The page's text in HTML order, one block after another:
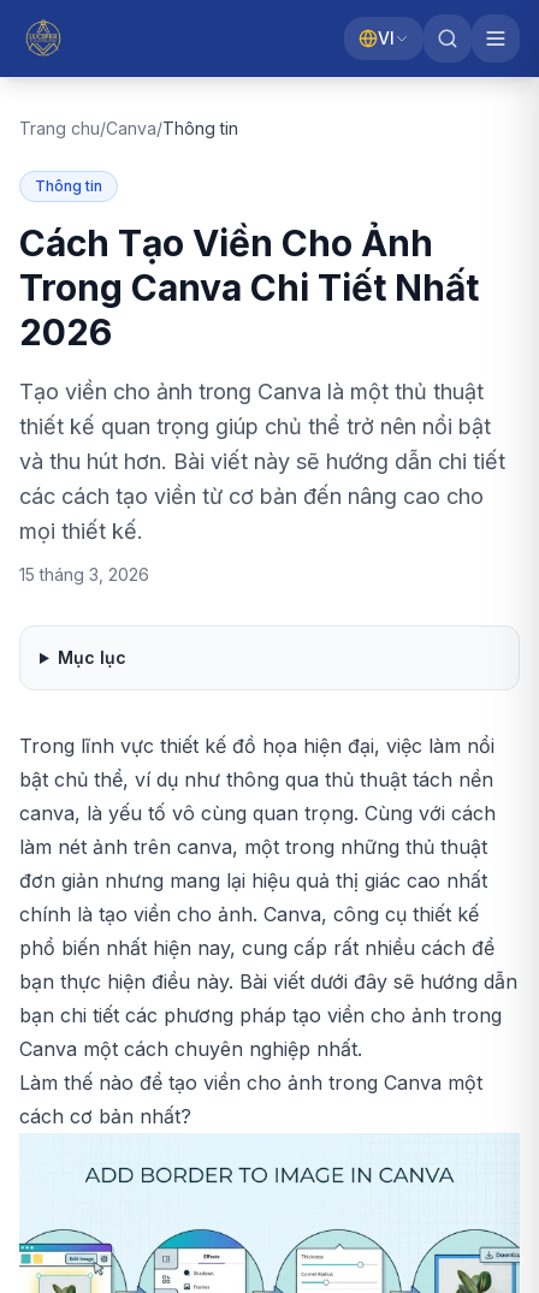
VI
Trang chu/Canva/Thông tin
Thông tin
Cách Tạo Viền Cho Ảnh
Trong Canva Chi Tiết Nhất
2026
Tạo viền cho ảnh trong Canva là một thủ thuật
thiết kế quan trọng giúp chủ thể trở nên nổi bật
và thu hút hơn. Bài viết này sẽ hướng dẫn chi tiết
các cách tạo viền từ cơ bản đến nâng cao cho
mọi thiết kế.
15 tháng 3, 2026
Mục lục
Trong lĩnh vực thiết kế đồ họa hiện đại, việc làm nổi
bật chủ thể, ví dụ như thông qua thủ thuật tách nền
canva, là yếu tố vô cùng quan trọng. Cùng với cách
làm nét ảnh trên canva, một trong những thủ thuật
đơn giản nhưng mang lại hiệu quả thị giác cao nhất
chính là tạo viền cho ảnh. Canva, công cụ thiết kế
phổ biến nhất hiện nay, cung cấp rất nhiều cách để
bạn thực hiện điều này. Bài viết dưới đây sẽ hướng dẫn
bạn chi tiết các phương pháp tạo viền cho ảnh trong
Canva một cách chuyên nghiệp nhất.
Làm thế nào để tạo viền cho ảnh trong Canva một
cách cơ bản nhất?